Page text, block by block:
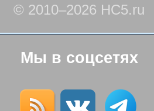
© 2010–2026 HC5.ru
Мы в соцсетях